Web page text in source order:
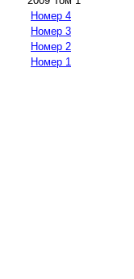
Номер 4
Номер 3
Номер 2
Номер 1